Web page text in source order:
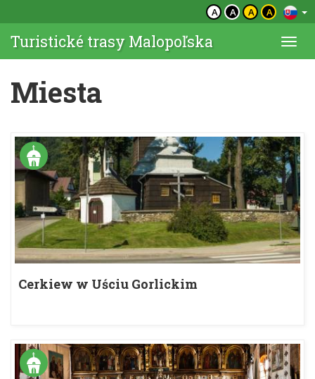
A A A A
Turistické trasy Malopoľska
Miesta
Cerkiew w Uściu Gorlickim